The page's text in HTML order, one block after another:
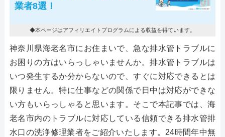
業者8選！
◆本ページはアフィリエイトプログラムによる収益を得ています。
神奈川県海老名市にお住まいで、急な排水管トラブルに
お困りの方はいらっしゃいませんか。排水管トラブルは
いつ発生するか分からないので、すぐに対応できるとは
限りません。特に仕事などの関係で日中は対応ができな
い方もいらっしゃると思います。そこで本記事では、海
老名市内のトラブルに対応している信頼できる排水管排
水口の洗浄修理業者をご紹介いたします。24時間年中無